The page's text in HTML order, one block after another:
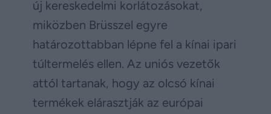
új kereskedelmi korlátozásokat,
miközben Brüsszel egyre
határozottabban lépne fel a kínai ipari
túltermelés ellen. Az uniós vezetők
attól tartanak, hogy az olcsó kínai
termékek elárasztják az európai